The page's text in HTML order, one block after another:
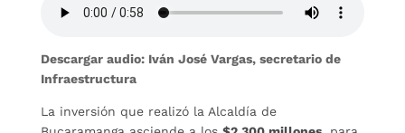
Descargar audio: Iván José Vargas, secretario de
Infraestructura
La inversión que realizó la Alcaldía de